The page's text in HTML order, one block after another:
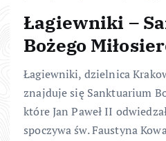
Łagiewniki –
Bożego
Łagiewniki, dzielnica
znajduje się Sanktuarium
które Jan Paweł II
spoczywa św. Faustyna